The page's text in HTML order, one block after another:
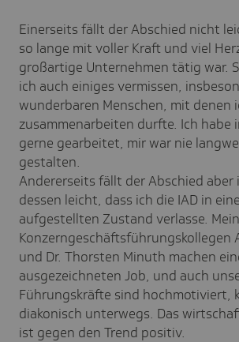
Einerseits fällt der Abschied nicht
so lange mit voller Kraft und viel
großartige Unternehmen tätig war.
ich auch einiges vermissen,
wunderbaren Menschen, mit denen
zusammenarbeiten durfte. Ich habe
gerne gearbeitet, mir war nie
gestalten.
Andererseits fällt der Abschied
dessen leicht, dass ich die IAD in
aufgestellten Zustand verlasse.
Konzerngeschäftsführungskollegen
und Dr. Thorsten Minuth machen
ausgezeichneten Job, und auch
Führungskräfte sind hochmotiviert,
diakonisch unterwegs. Das
ist gegen den Trend positiv.